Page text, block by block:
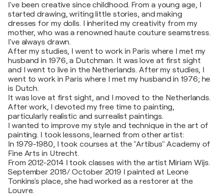
I've been creative since childhood. From a young age, I
started drawing, writing little stories, and making
dresses for my dolls. I inherited my creativity from my
mother, who was a renowned haute couture seamstress.
I've always drawn.
After my studies, I went to work in Paris where I met my
husband in 1976, a Dutchman. It was love at first sight
and I went to live in the Netherlands. After my studies, I
went to work in Paris where I met my husband in 1976; he
is Dutch.
It was love at first sight, and I moved to the Netherlands.
After work, I devoted my free time to painting,
particularly realistic and surrealist paintings.
I wanted to improve my style and technique in the art of
painting. I took lessons, learned from other artist:
In 1979-1980, I took courses at the "Artibus" Academy of
Fine Arts in Utrecht.
From 2012-2014 I took classes with the artist Miriam Wijs.
September 2018/ October 2019 I painted at Leone
Tonkins's place, she had worked as a restorer at the
Louvre.